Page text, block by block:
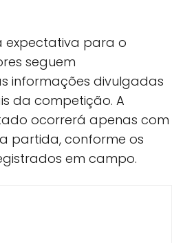
expectativa para o
seguem
informações divulgadas
da competição. A
ocorrerá apenas com
partida, conforme os
em campo.